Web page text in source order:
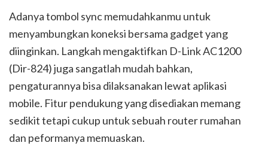
Adanya tombol sync memudahkanmu untuk
menyambungkan koneksi bersama gadget yang
diinginkan. Langkah mengaktifkan D-Link AC1200
(Dir-824) juga sangatlah mudah bahkan,
pengaturannya bisa dilaksanakan lewat aplikasi
mobile. Fitur pendukung yang disediakan memang
sedikit tetapi cukup untuk sebuah router rumahan
dan peformanya memuaskan.